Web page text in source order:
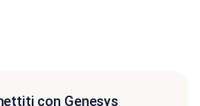
con Genesys